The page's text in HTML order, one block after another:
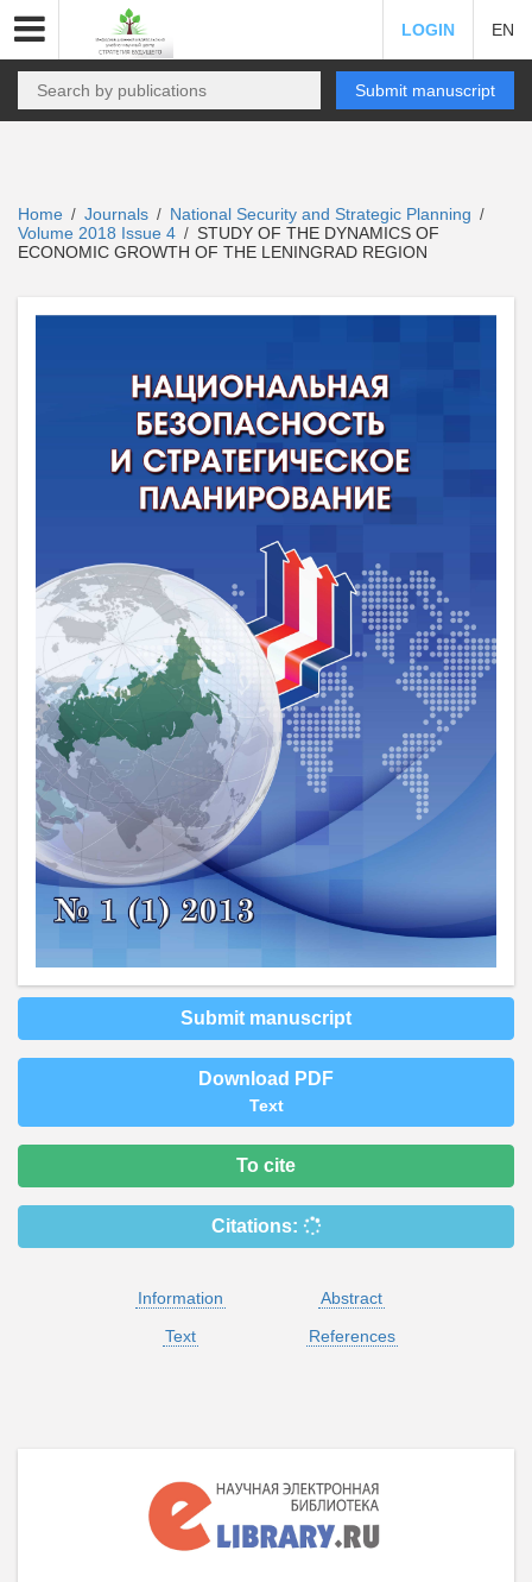
LOGIN EN
Submit manuscript
Home / Journals / National Security and Strategic Planning /
Volume 2018 Issue 4 / STUDY OF THE DYNAMICS OF
ECONOMIC GROWTH OF THE LENINGRAD REGION
Submit manuscript
Download PDF
Text
To cite
Citations:
Information
Abstract
Text
References